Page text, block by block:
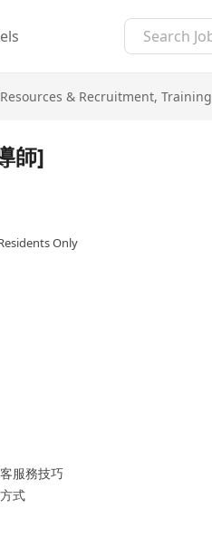
& Recruitment,
師]
Only
服務技巧
式